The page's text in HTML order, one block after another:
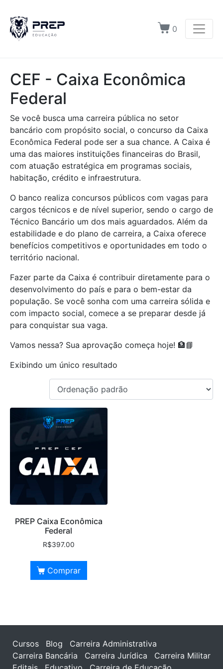
0
CEF - Caixa Econômica
Federal
Se você busca uma carreira pública no setor
bancário com propósito social, o concurso da Caixa
Econômica Federal pode ser a sua chance. A Caixa é
uma das maiores instituições financeiras do Brasil,
com atuação estratégica em programas sociais,
habitação, crédito e infraestrutura.
O banco realiza concursos públicos com vagas para
cargos técnicos e de nível superior, sendo o cargo de
Técnico Bancário um dos mais aguardados. Além da
estabilidade e do plano de carreira, a Caixa oferece
benefícios competitivos e oportunidades em todo o
território nacional.
Fazer parte da Caixa é contribuir diretamente para o
desenvolvimento do país e para o bem-estar da
população. Se você sonha com uma carreira sólida e
com impacto social, comece a se preparar desde já
para conquistar sua vaga.
Vamos nessa? Sua aprovação começa hoje! 🏦📘
Exibindo um único resultado
PREP Caixa Econômica
Federal
R$397.00
Comprar
Cursos Blog
Carreira Administrativa
Carreira Bancária
Carreira Jurídica
Carreira Militar